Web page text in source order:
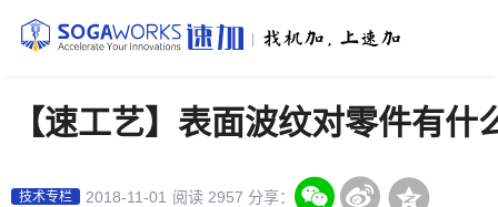
【速工艺】表面波纹对零件有什
技术专栏 2018-11-01 阅读 2957 分享：